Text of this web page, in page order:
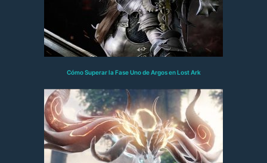
Cómo Superar la Fase Uno de Argos en Lost Ark